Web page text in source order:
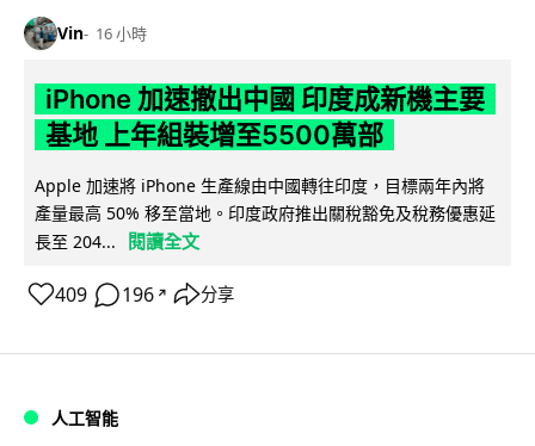
Vin 16 小時
iPhone 加速撤出中國 印度成新機主要
基地 上年組裝增至5500萬部
Apple 加速將 iPhone 生產線由中國轉往印度，目標兩年內將
產量最高 50% 移至當地。印度政府推出關稅豁免及稅務優惠延
長至 204...
閱讀全文
409 196 ↗ 分享
人工智能